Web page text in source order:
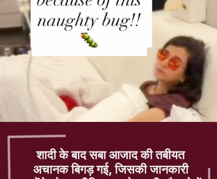
शादी के बाद सबा आजाद की तबीयत
अचानक बिगड़ गई, जिसकी जानकारी